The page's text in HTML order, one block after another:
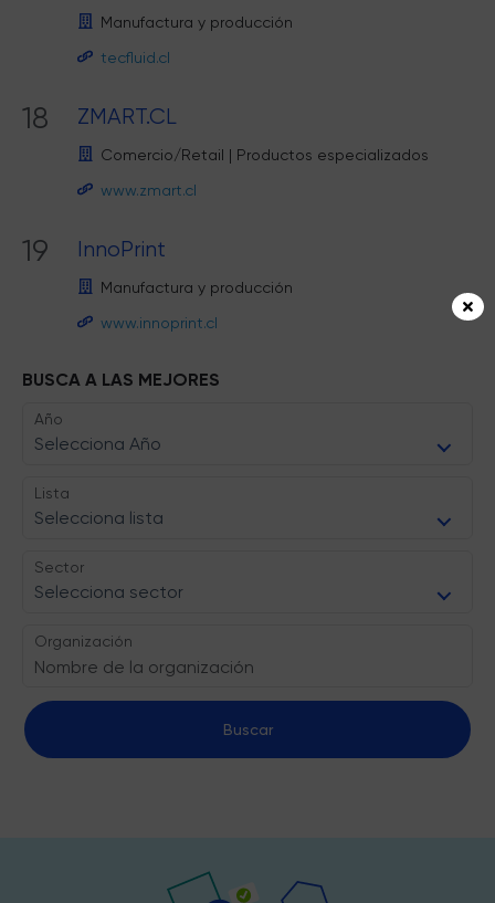
Manufactura y producción
tecfluid.cl
18 ZMART.CL
Comercio/Retail | Productos especializados
www.zmart.cl
19 InnoPrint
Manufactura y producción
www.innoprint.cl
BUSCA A LAS MEJORES
Año
Selecciona Año
Lista
Selecciona lista
Sector
Selecciona sector
Organización
Buscar